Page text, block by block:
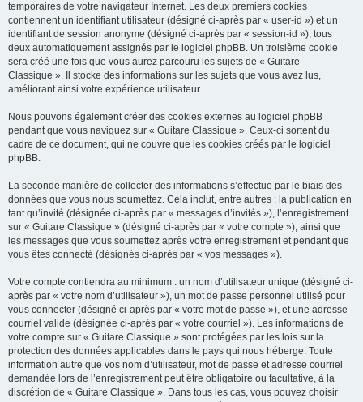
temporaires de votre navigateur Internet. Les deux premiers cookies
contiennent un identifiant utilisateur (désigné ci-après par « user-id ») et un
identifiant de session anonyme (désigné ci-après par « session-id »), tous
deux automatiquement assignés par le logiciel phpBB. Un troisième cookie
sera créé une fois que vous aurez parcouru les sujets de « Guitare
Classique ». Il stocke des informations sur les sujets que vous avez lus,
améliorant ainsi votre expérience utilisateur.
Nous pouvons également créer des cookies externes au logiciel phpBB
pendant que vous naviguez sur « Guitare Classique ». Ceux-ci sortent du
cadre de ce document, qui ne couvre que les cookies créés par le logiciel
phpBB.
La seconde manière de collecter des informations s’effectue par le biais des
données que vous nous soumettez. Cela inclut, entre autres : la publication en
tant qu’invité (désignée ci-après par « messages d’invités »), l’enregistrement
sur « Guitare Classique » (désigné ci-après par « votre compte »), ainsi que
les messages que vous soumettez après votre enregistrement et pendant que
vous êtes connecté (désignés ci-après par « vos messages »).
Votre compte contiendra au minimum : un nom d’utilisateur unique (désigné ci-
après par « votre nom d’utilisateur »), un mot de passe personnel utilisé pour
vous connecter (désigné ci-après par « votre mot de passe »), et une adresse
courriel valide (désignée ci-après par « votre courriel »). Les informations de
votre compte sur « Guitare Classique » sont protégées par les lois sur la
protection des données applicables dans le pays qui nous héberge. Toute
information autre que vos nom d’utilisateur, mot de passe et adresse courriel
demandée lors de l’enregistrement peut être obligatoire ou facultative, à la
discrétion de « Guitare Classique ». Dans tous les cas, vous pouvez choisir